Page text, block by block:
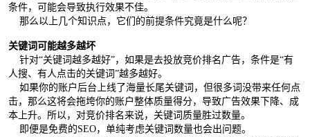
条件，可能会导致执行效果不佳。
那么以上几个知识点，它们的前提条件究竟是什么呢？
关键词可能越多越坏
针对“关键词越多越好”，如果是去投放竞价排名广告，条件是“有
人搜、有人点击的关键词”越多越好。
如果你的账户后台上线了海量长尾关键词，但很多词没带来任何点
击，那么这将会拖垮你的账户整体质量得分，导致广告效果下降、成
本上升。所以，对竞价排名来说，关键词质量胜过数量。
即便是免费的SEO，单纯考虑关键词数量也会出问题。